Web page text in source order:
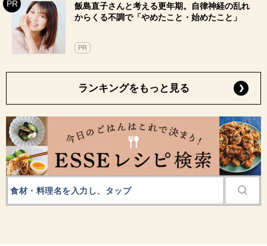
飯島直子さんと考える更年期。自律神経の乱れ
からくる不調で「やめたこと・始めたこと」
PR
ランキングをもっと見る